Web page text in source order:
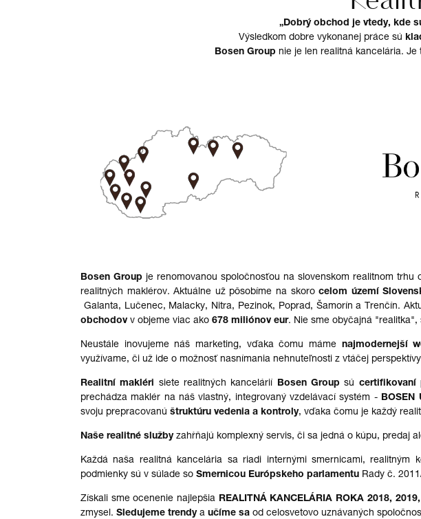
„Dobrý obchod je vtedy, kde
Výsledkom dobre vykonanej práce sú
Bosen Group nie je len realitná kancelária. Je
Bosen Group je renomovanou spoločnosťou na slovenskom realitnom
realitných maklérov. Aktuálne už pôsobíme na skorocelom území
Galanta, Lučenec, Malacky, Nitra, Pezinok, Poprad, Šamorín a Trenčín.
obchodov v objeme viac ako 678 miliónov eur. Nie sme obyčajná
Neustále inovujeme nášmarketing, vďaka čomu máme najmodernejší
využívame, či už ide o možnosť nasnímania nehnuteľnosti z vtáčej perspektívy
Realitní makléri siete realitných kancelárií Bosen Group sú certifikovaní
prechádza maklér na náš vlastný, integrovanývzdelávací systém - BOSEN
svoju prepracovanú štruktúru vedenia a kontroly, vďaka čomu je každý
Naše realitné službyzahŕňajú komplexný servis, či sa jedná o kúpu, predaj
Každá naša realitná kancelária sa riadi internými smernicami, realitným
podmienky sú v súlade so Smernicou Európskeho parlamentu Rady č.
Získali sme ocenenie najlepšia REALITNÁ KANCELÁRIA ROKA 2018, 2019
zmysel. Sledujeme trendy a učíme sa od celosvetovo uznávaných